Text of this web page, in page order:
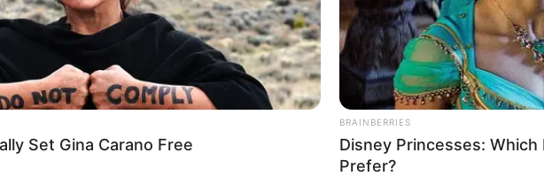
ΑΠΟΨΕΙΣ ΔΙΕΘΝΗ ΙΣΤΟΡΙΑ
ΧΡΙΣΤΙΑΝΙΣΜΟΣ. ΜΙΑ ΚΟΝΤΡΑ ΜΕΤΑΞΥ
ΣΚΗΝΟΘΕΤΗΜΕΝΟΥ ΕΓΚΛΗΜΑΤΟΣ ΚΑΙ
ΙΔΙΑΣ ΤΗΣ ΙΣΤΟΡΙΑΣ.
Δευτέρα, 26 Ιουλίου 2021, 21:57
Set Gina Carano Free
BRAINBERRIES
Disney Princesses:
Prefer?